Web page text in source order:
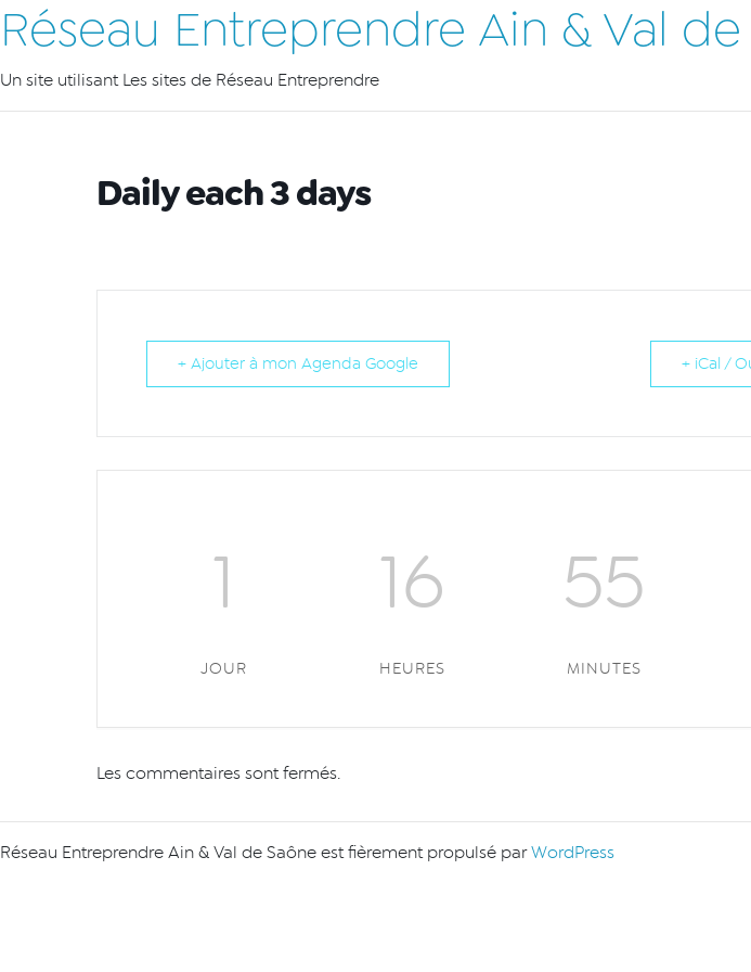
Réseau Entreprendre Ain & Val
Un site utilisant Les sites de Réseau Entreprendre
Daily each 3 days
+ Ajouter à mon Agenda Google + iCal /
1
JOUR
16
HEURES
55
MINUTES
Les commentaires sont fermés.
Réseau Entreprendre Ain & Val de Saône est fièrement propulsé parWordPress